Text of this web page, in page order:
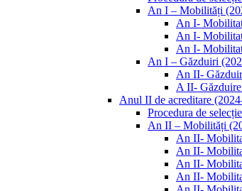
An I – Mobilități
An I-
An I-
An I-
An I – Găzduiri
An II-
A II-
Anul II de acreditare
Procedura de
An II – Mobilități
An II-
An II-
An II-
An II-